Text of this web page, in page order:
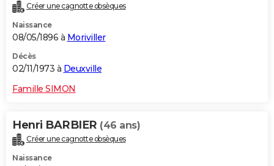
Créer une cagnotte obsèques
Naissance
08/05/1896 à Moriviller
Décès
02/11/1973 à Deuxville
Famille SIMON
Henri BARBIER (46 ans)
Créer une cagnotte obsèques
Naissance